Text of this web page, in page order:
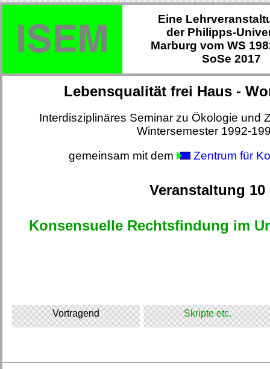
Eine
der Philipps-
Marburg vom WS
SoSe 2017
Lebensqualität frei Haus -
Interdisziplinäres Seminar zu Ökologie und
Wintersemester 1992-
gemeinsam mit dem
Zentrum für
Veranstaltung 10
Konsensuelle Rechtsfindung im
Vortragend Skripte etc.